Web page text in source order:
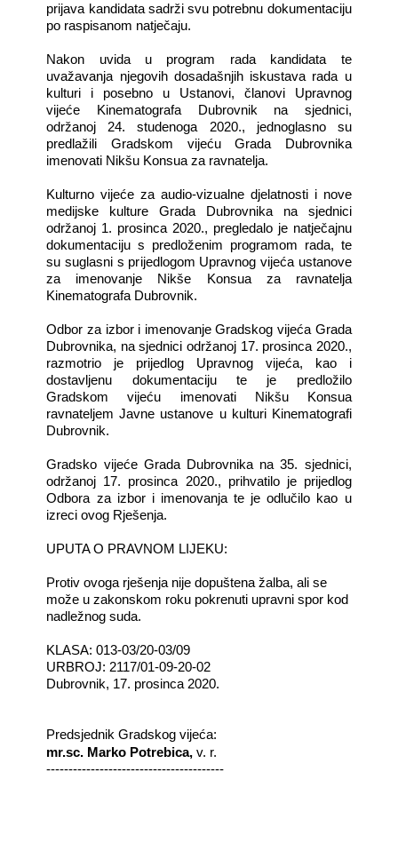
prijava kandidata sadrži svu potrebnu dokumentaciju
po raspisanom natječaju.
Nakon uvida u program rada kandidata te
uvažavanja njegovih dosadašnjih iskustava rada u
kulturi i posebno u Ustanovi, članovi Upravnog
vijeće Kinematografa Dubrovnik na sjednici,
održanoj 24. studenoga 2020., jednoglasno su
predlažili Gradskom vijeću Grada Dubrovnika
imenovati Nikšu Konsua za ravnatelja.
Kulturno vijeće za audio-vizualne djelatnosti i nove
medijske kulture Grada Dubrovnika na sjednici
održanoj 1. prosinca 2020., pregledalo je natječajnu
dokumentaciju s predloženim programom rada, te
su suglasni s prijedlogom Upravnog vijeća ustanove
za imenovanje Nikše Konsua za ravnatelja
Kinematografa Dubrovnik.
Odbor za izbor i imenovanje Gradskog vijeća Grada
Dubrovnika, na sjednici održanoj 17. prosinca 2020.,
razmotrio je prijedlog Upravnog vijeća, kao i
dostavljenu dokumentaciju te je predložilo
Gradskom vijeću imenovati Nikšu Konsua
ravnateljem Javne ustanove u kulturi Kinematografi
Dubrovnik.
Gradsko vijeće Grada Dubrovnika na 35. sjednici,
održanoj 17. prosinca 2020., prihvatilo je prijedlog
Odbora za izbor i imenovanja te je odlučilo kao u
izreci ovog Rješenja.
UPUTA O PRAVNOM LIJEKU:
Protiv ovoga rješenja nije dopuštena žalba, ali se
može u zakonskom roku pokrenuti upravni spor kod
nadležnog suda.
KLASA: 013-03/20-03/09
URBROJ: 2117/01-09-20-02
Dubrovnik, 17. prosinca 2020.­
Predsjednik Gradskog vijeća:
mr.sc. Marko Potrebica, v. r.
----------------------------------------